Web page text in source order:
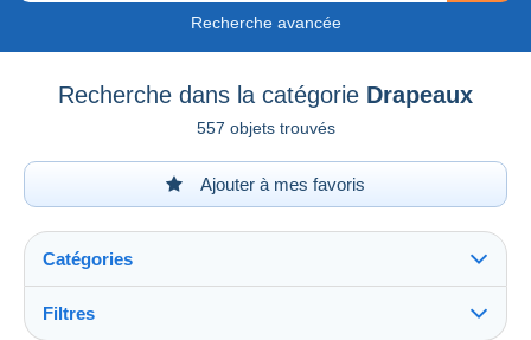
Recherche avancée
Recherche dans la catégorie Drapeaux
557 objets trouvés
Ajouter à mes favoris
Catégories
Filtres